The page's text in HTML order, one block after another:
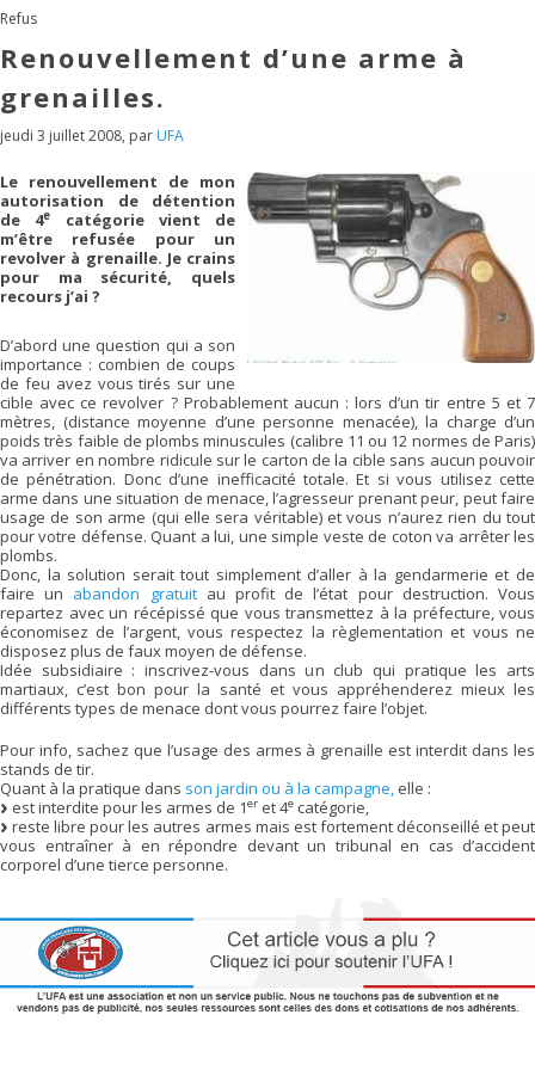
Refus
Renouvellement d’une arme à
grenailles.
jeudi 3 juillet 2008, par UFA
Le renouvellement de mon
autorisation de détention
de 4e
catégorie vient de
m’être refusée pour un
revolver à grenaille. Je crains
pour ma sécurité, quels
recours j’ai ?
D’abord une question qui a son
importance : combien de coups
de feu avez vous tirés sur une
cible avec ce revolver ? Probablement aucun : lors d’un tir entre 5 et 7
mètres, (distance moyenne d’une personne menacée), la charge d’un
poids très faible de plombs minuscules (calibre 11 ou 12 normes de Paris)
va arriver en nombre ridicule sur le carton de la cible sans aucun pouvoir
de pénétration. Donc d’une inefficacité totale. Et si vous utilisez cette
arme dans une situation de menace, l’agresseur prenant peur, peut faire
usage de son arme (qui elle sera véritable) et vous n’aurez rien du tout
pour votre défense. Quant a lui, une simple veste de coton va arrêter les
plombs.
Donc, la solution serait tout simplement d’aller à la gendarmerie et de
faire un abandon gratuitau profit de l’état pour destruction. Vous
repartez avec un récépissé que vous transmettez à la préfecture, vous
économisez de l’argent, vous respectez la règlementation et vous ne
disposez plus de faux moyen de défense.
Idée subsidiaire : inscrivez-vous dans un club qui pratique les arts
martiaux, c’est bon pour la santé et vous appréhenderez mieux les
différents types de menace dont vous pourrez faire l’objet.
Pour info, sachez que l’usage des armes à grenaille est interdit dans les
stands de tir.
Quant à la pratique dans son jardin ou à la campagne, elle :
est interdite pour les armes de 1er et 4e catégorie,
reste libre pour les autres armes mais est fortement déconseillé et peut
vous entraîner à en répondre devant un tribunal en cas d’accident
corporel d’une tierce personne.